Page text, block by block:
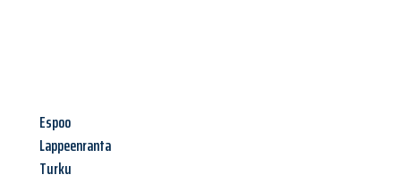
Espoo
Lappeenranta
Turku